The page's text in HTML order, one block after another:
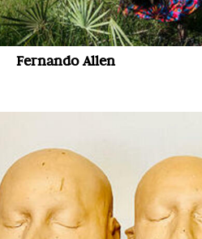
Fernando Allen